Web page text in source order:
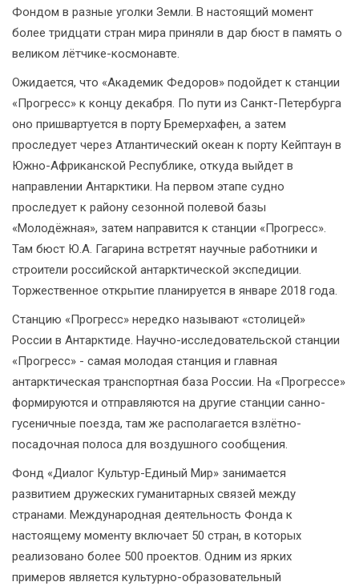
Фондом в разные уголки Земли. В настоящий момент
более тридцати стран мира приняли в дар бюст в память о
великом лётчике-космонавте.
Ожидается, что «Академик Федоров» подойдет к станции
«Прогресс» к концу декабря. По пути из Санкт-Петербурга
оно пришвартуется в порту Бремерхафен, а затем
проследует через Атлантический океан к порту Кейптаун в
Южно-Африканской Республике, откуда выйдет в
направлении Антарктики. На первом этапе судно
проследует к району сезонной полевой базы
«Молодёжная», затем направится к станции «Прогресс».
Там бюст Ю.А. Гагарина встретят научные работники и
строители российской антарктической экспедиции.
Торжественное открытие планируется в январе 2018 года.
Станцию «Прогресс» нередко называют «столицей»
России в Антарктиде. Научно-исследовательской станции
«Прогресс» - самая молодая станция и главная
антарктическая транспортная база России. На «Прогрессе»
формируются и отправляются на другие станции санно-
гусеничные поезда, там же располагается взлётно-
посадочная полоса для воздушного сообщения.
Фонд «Диалог Культур-Единый Мир» занимается
развитием дружеских гуманитарных связей между
странами. Международная деятельность Фонда к
настоящему моменту включает 50 стран, в которых
реализовано более 500 проектов. Одним из ярких
примеров является культурно-образовательный